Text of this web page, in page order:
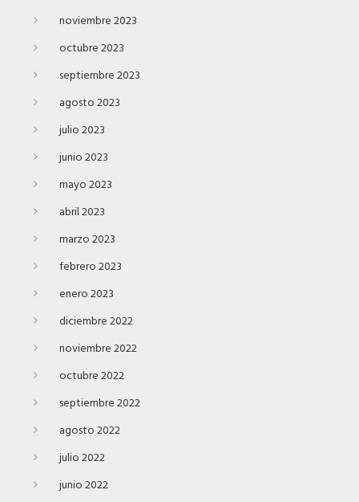
noviembre 2023
octubre 2023
septiembre 2023
agosto 2023
julio 2023
junio 2023
mayo 2023
abril 2023
marzo 2023
febrero 2023
enero 2023
diciembre 2022
noviembre 2022
octubre 2022
septiembre 2022
agosto 2022
julio 2022
junio 2022